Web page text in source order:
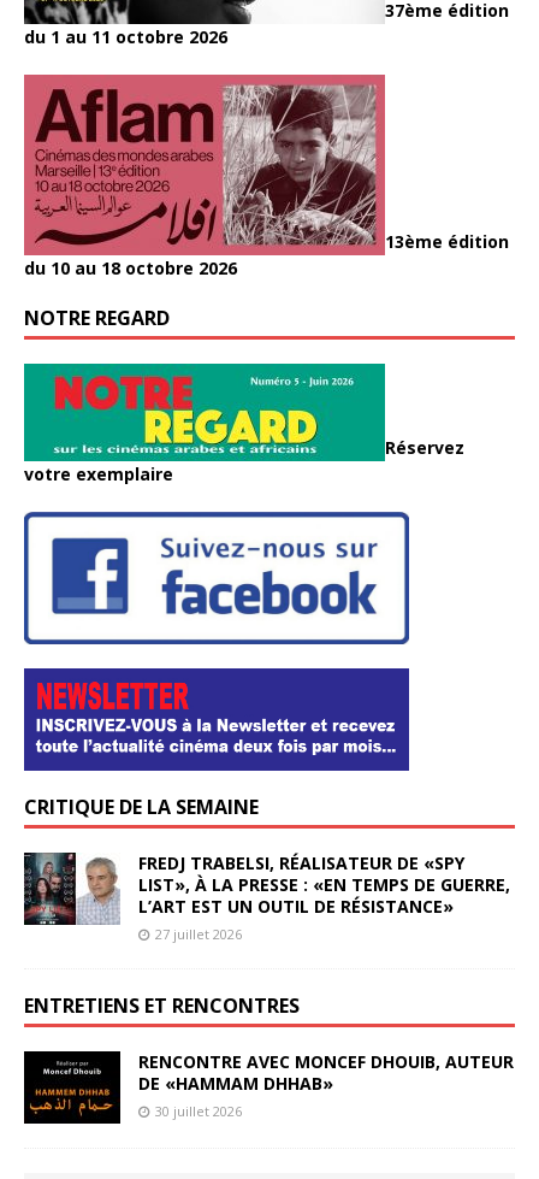
37ème édition
du 1 au 11 octobre 2026
13ème édition
du 10 au 18 octobre 2026
NOTRE REGARD
Réservez
votre exemplaire
CRITIQUE DE LA SEMAINE
FREDJ TRABELSI, RÉALISATEUR DE «SPY
LIST», À LA PRESSE : «EN TEMPS DE GUERRE,
L’ART EST UN OUTIL DE RÉSISTANCE»
27 juillet 2026
ENTRETIENS ET RENCONTRES
RENCONTRE AVEC MONCEF DHOUIB, AUTEUR
DE «HAMMAM DHHAB»
30 juillet 2026